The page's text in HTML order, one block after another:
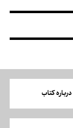
درباره کتاب